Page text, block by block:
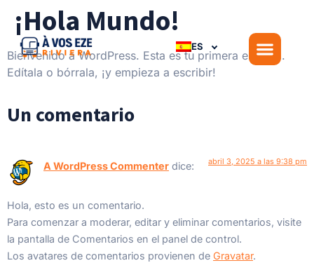
ES
¡Hola Mundo!
Bienvenido a WordPress. Esta es tu primera entrada.
Edítala o bórrala, ¡y empieza a escribir!
Un comentario
A WordPress Commenter dice: abril 3, 2025 a las 9:38 pm
Hola, esto es un comentario.
Para comenzar a moderar, editar y eliminar comentarios, visite
la pantalla de Comentarios en el panel de control.
Los avatares de comentarios provienen de Gravatar.